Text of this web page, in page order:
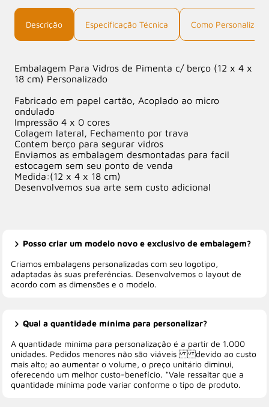
Descrição Especificação Técnica Como Personalizar
Embalagem Para Vidros de Pimenta c/ berço (12 x 4 x
18 cm) Personalizado
Fabricado em papel cartão, Acoplado ao micro
ondulado
Impressão 4 x 0 cores
Colagem lateral, Fechamento por trava
Contem berço para segurar vidros
Enviamos as embalagem desmontadas para facil
estocagem sem seu ponto de venda
Medida:(12 x 4 x 18 cm)
Desenvolvemos sua arte sem custo adicional
Posso criar um modelo novo e exclusivo de embalagem?
Criamos embalagens personalizadas com seu logotipo,
adaptadas às suas preferências. Desenvolvemos o layout de
acordo com as dimensões e o modelo.
Qual a quantidade mínima para personalizar?
A quantidade mínima para personalização é a partir de 1.000
unidades. Pedidos menores não são viáveis devido ao custo
mais alto; ao aumentar o volume, o preço unitário diminui,
oferecendo um melhor custo-benefício. *Vale ressaltar que a
quantidade mínima pode variar conforme o tipo de produto.